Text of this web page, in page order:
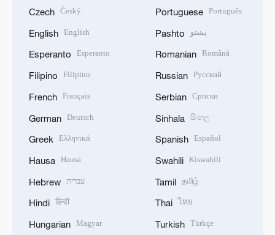
Czech Český
English English
Esperanto Esperanto
Filipino Filipino
French Français
German Deutsch
Greek Ελληνικά
Hausa Hausa
Hebrew עברית
Hindi हिन्दी
Hungarian Magyar
Portuguese Português
Pashto پښتو
Romanian Română
Russian Русский
Serbian Српски
Sinhala සිංහල
Spanish Español
Swahili Kiswahili
Tamil தமிழ்
Thai ไทย
Turkish Türkçe